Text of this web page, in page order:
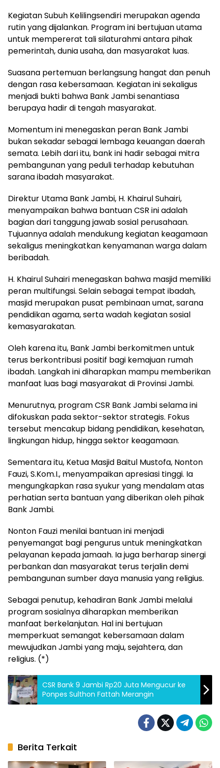
Kegiatan Subuh Kelilingsendiri merupakan agenda
rutin yang dijalankan. Program ini bertujuan utama
untuk mempererat tali silaturahmi antara pihak
pemerintah, dunia usaha, dan masyarakat luas.
Suasana pertemuan berlangsung hangat dan penuh
dengan rasa kebersamaan. Kegiatan ini sekaligus
menjadi bukti bahwa Bank Jambi senantiasa
berupaya hadir di tengah masyarakat.
Momentum ini menegaskan peran Bank Jambi
bukan sekadar sebagai lembaga keuangan daerah
semata. Lebih dari itu, bank ini hadir sebagai mitra
pembangunan yang peduli terhadap kebutuhan
sarana ibadah masyarakat.
Direktur Utama Bank Jambi, H. Khairul Suhairi,
menyampaikan bahwa bantuan CSR ini adalah
bagian dari tanggung jawab sosial perusahaan.
Tujuannya adalah mendukung kegiatan keagamaan
sekaligus meningkatkan kenyamanan warga dalam
beribadah.
H. Khairul Suhairi menegaskan bahwa masjid memiliki
peran multifungsi. Selain sebagai tempat ibadah,
masjid merupakan pusat pembinaan umat, sarana
pendidikan agama, serta wadah kegiatan sosial
kemasyarakatan.
Oleh karena itu, Bank Jambi berkomitmen untuk
terus berkontribusi positif bagi kemajuan rumah
ibadah. Langkah ini diharapkan mampu memberikan
manfaat luas bagi masyarakat di Provinsi Jambi.
Menurutnya, program CSR Bank Jambi selama ini
difokuskan pada sektor-sektor strategis. Fokus
tersebut mencakup bidang pendidikan, kesehatan,
lingkungan hidup, hingga sektor keagamaan.
Sementara itu, Ketua Masjid Baitul Mustofa, Nonton
Fauzi, S.Kom.I., menyampaikan apresiasi tinggi. Ia
mengungkapkan rasa syukur yang mendalam atas
perhatian serta bantuan yang diberikan oleh pihak
Bank Jambi.
Nonton Fauzi menilai bantuan ini menjadi
penyemangat bagi pengurus untuk meningkatkan
pelayanan kepada jamaah. Ia juga berharap sinergi
perbankan dan masyarakat terus terjalin demi
pembangunan sumber daya manusia yang religius.
Sebagai penutup, kehadiran Bank Jambi melalui
program sosialnya diharapkan memberikan
manfaat berkelanjutan. Hal ini bertujuan
memperkuat semangat kebersamaan dalam
mewujudkan Jambi yang maju, sejahtera, dan
religius. (*)
CSR Bank 9 Jambi Rp20 Juta Mengucur ke
Ponpes Sulthon Fattah Merangin
Berita Terkait